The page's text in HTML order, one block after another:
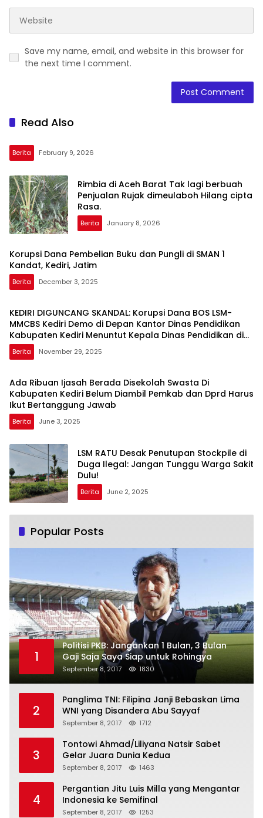
Save my name, email, and website in this browser for
the next time I comment.
Read Also
Berita February 9, 2026
Rimbia di Aceh Barat Tak lagi berbuah
Penjualan Rujak dimeulaboh Hilang cipta
Rasa.
Berita January 8, 2026
Korupsi Dana Pembelian Buku dan Pungli di SMAN 1
Kandat, Kediri, Jatim
Berita December 3, 2025
KEDIRI DIGUNCANG SKANDAL: Korupsi Dana BOS LSM-
MMCBS Kediri Demo di Depan Kantor Dinas Pendidikan
Kabupaten Kediri Menuntut Kepala Dinas Pendidikan di
Copot dari Jabatannya
Berita November 29, 2025
Ada Ribuan Ijasah Berada Disekolah Swasta Di
Kabupaten Kediri Belum Diambil Pemkab dan Dprd Harus
Ikut Bertanggung Jawab
Berita June 3, 2025
LSM RATU Desak Penutupan Stockpile di
Duga Ilegal: Jangan Tunggu Warga Sakit
Dulu!
Berita June 2, 2025
Popular Posts
1
Politisi PKB: Jangankan 1 Bulan, 3 Bulan
Gaji Saja Saya Siap untuk Rohingya
September 8, 2017 1830
2
Panglima TNI: Filipina Janji Bebaskan Lima
WNI yang Disandera Abu Sayyaf
September 8, 2017 1712
3
Tontowi Ahmad/Liliyana Natsir Sabet
Gelar Juara Dunia Kedua
September 8, 2017 1463
4
Pergantian Jitu Luis Milla yang Mengantar
Indonesia ke Semifinal
September 8, 2017 1253